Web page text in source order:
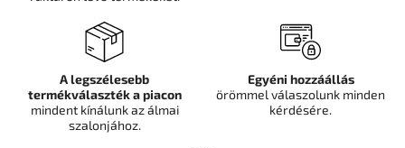
A legszélesebb
termékválaszték a piacon
mindent kínálunk az álmai
szalonjához.
Egyéni hozzáállás
örömmel válaszolunk minden
kérdésére.